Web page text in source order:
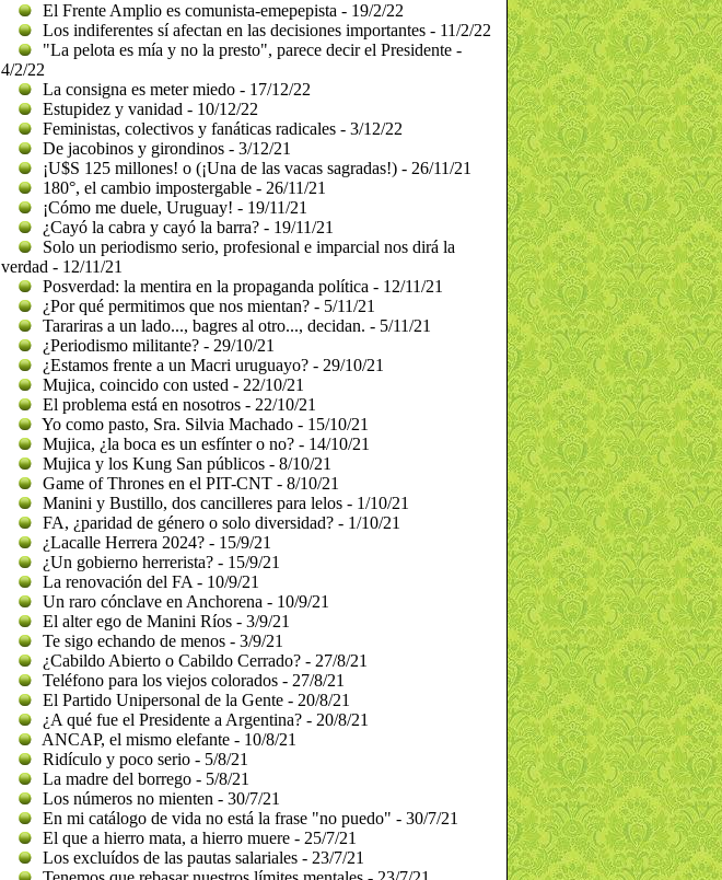
El Frente Amplio es comunista-emepepista - 19/2/22
Los indiferentes sí afectan en las decisiones importantes - 11/2/22
"La pelota es mía y no la presto", parece decir el Presidente -
4/2/22
La consigna es meter miedo - 17/12/22
Estupidez y vanidad - 10/12/22
Feministas, colectivos y fanáticas radicales - 3/12/22
De jacobinos y girondinos - 3/12/21
¡U$S 125 millones! o (¡Una de las vacas sagradas!) - 26/11/21
180°, el cambio impostergable - 26/11/21
¡Cómo me duele, Uruguay! - 19/11/21
¿Cayó la cabra y cayó la barra? - 19/11/21
Solo un periodismo serio, profesional e imparcial nos dirá la
verdad - 12/11/21
Posverdad: la mentira en la propaganda política - 12/11/21
¿Por qué permitimos que nos mientan? - 5/11/21
Tarariras a un lado..., bagres al otro..., decidan. - 5/11/21
¿Periodismo militante? - 29/10/21
¿Estamos frente a un Macri uruguayo? - 29/10/21
Mujica, coincido con usted - 22/10/21
El problema está en nosotros - 22/10/21
Yo como pasto, Sra. Silvia Machado - 15/10/21
Mujica, ¿la boca es un esfínter o no? - 14/10/21
Mujica y los Kung San públicos - 8/10/21
Game of Thrones en el PIT-CNT - 8/10/21
Manini y Bustillo, dos cancilleres para lelos - 1/10/21
FA, ¿paridad de género o solo diversidad? - 1/10/21
¿Lacalle Herrera 2024? - 15/9/21
¿Un gobierno herrerista? - 15/9/21
La renovación del FA - 10/9/21
Un raro cónclave en Anchorena - 10/9/21
El alter ego de Manini Ríos - 3/9/21
Te sigo echando de menos - 3/9/21
¿Cabildo Abierto o Cabildo Cerrado? - 27/8/21
Teléfono para los viejos colorados - 27/8/21
El Partido Unipersonal de la Gente - 20/8/21
¿A qué fue el Presidente a Argentina? - 20/8/21
ANCAP, el mismo elefante - 10/8/21
Ridículo y poco serio - 5/8/21
La madre del borrego - 5/8/21
Los números no mienten - 30/7/21
En mi catálogo de vida no está la frase "no puedo" - 30/7/21
El que a hierro mata, a hierro muere - 25/7/21
Los excluídos de las pautas salariales - 23/7/21